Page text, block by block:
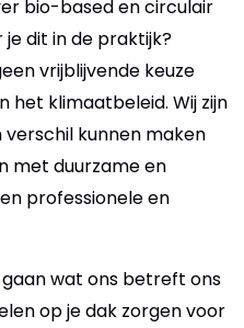
bio-based en circulair
je dit in de praktijk?
vrijblijvende keuze
het klimaatbeleid. Wij zijn
kunnen maken
met duurzame en
professionele en
wat ons betreft ons
op je dak zorgen voor